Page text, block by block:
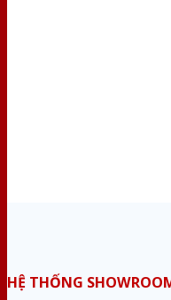
HỆ THỐNG